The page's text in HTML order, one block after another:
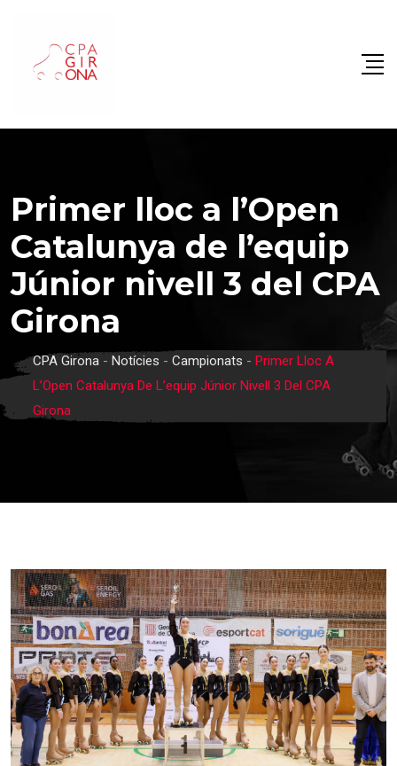
Primer lloc a l’Open
Catalunya de l’equip
Júnior nivell 3 del CPA
Girona
CPA Girona - Notícies - Campionats - Primer Lloc A
L’Open Catalunya De L’equip Júnior Nivell 3 Del CPA
Girona